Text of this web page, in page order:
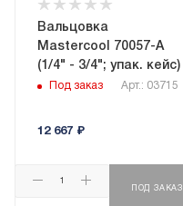
Вальцовка
Mastercool 70057-A
(1/4" - 3/4"; упак. кейс)
Под заказ Арт.: 03715
12 667 ₽
ПОД ЗАКАЗ